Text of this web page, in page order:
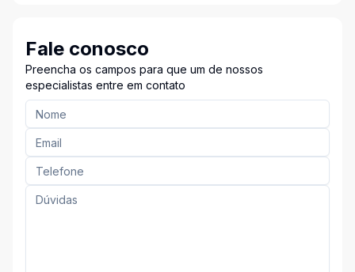
Fale conosco
Preencha os campos para que um de nossos
especialistas entre em contato